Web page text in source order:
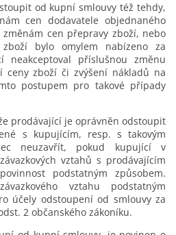
od kupní smlouvy též tehdy,
cen dodavatele objednaného
cen přepravy zboží, nebo
bylo omylem nabízeno za
příslušnou změnu
ceny zboží či zvýšení nákladů na
postupem pro takové případy
prodávající je oprávněn odstoupit
s kupujícím, resp. s takovým
neuzavřít, pokud kupující v
vztahů s prodávajícím
podstatným způsobem.
vztahu podstatným
účely odstoupení od smlouvy za
2 občanského zákoníku.